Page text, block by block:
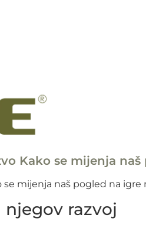
Kako se mijenja
mijenja naš pogled na igre
razvoj